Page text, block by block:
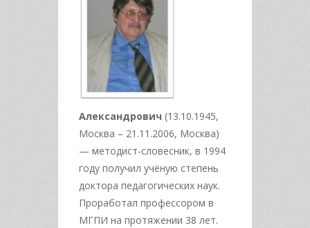
Александрович (13.10.1945,
Москва – 21.11.2006, Москва)
— методист-словесник, в 1994
году получил учёную степень
доктора педагогических наук.
Проработал профессором в
МГПИ на протяжении 38 лет.